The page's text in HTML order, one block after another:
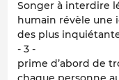
Songer à interdire
humain révèle une
des plus
- 3 -
prime d’abord de